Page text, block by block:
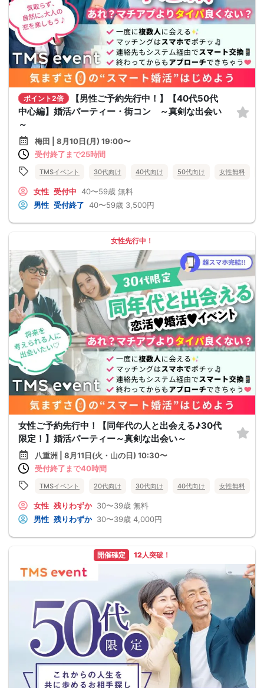
ポイント2倍
【男性ご予約先行中！】【40代50代
中心編】婚活パーティー・街コン ～真剣な出会い
～
梅田 | 8月10日(月) 19:00〜
受付終了まで25時間
TMSイベント 30代向け 40代向け 50代向け 女性無料
女性 受付中 40〜59歳 無料
男性 受付終了 40〜59歳 3,500円
女性先行中！
女性ご予約先行中！【同年代の人と出会える♪30代
限定！】婚活パーティー～真剣な出会い～
八重洲 | 8月11日(火・山の日) 10:30〜
受付終了まで40時間
TMSイベント 20代向け 30代向け 40代向け 女性無料
女性 残りわずか 30〜39歳 無料
男性 残りわずか 30〜39歳 4,000円
開催確定 12人突破！